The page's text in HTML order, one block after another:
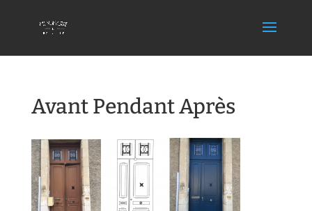
Avant Pendant Après